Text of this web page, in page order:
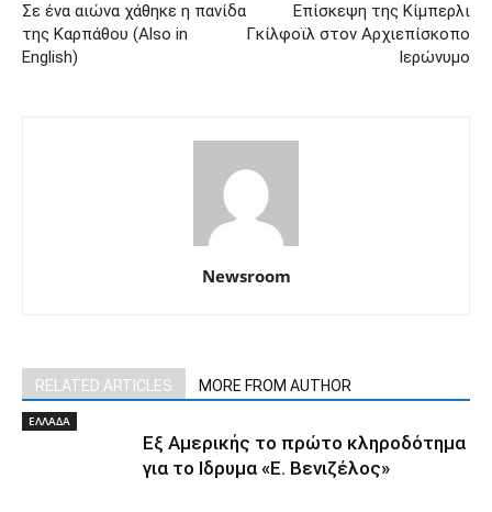
Σε ένα αιώνα χάθηκε η πανίδα
της Καρπάθου (Also in
English)
Επίσκεψη της Κίμπερλι
Γκίλφοϊλ στον Αρχιεπίσκοπο
Ιερώνυμο
Newsroom
RELATED ARTICLES MORE FROM AUTHOR
ΕΛΛΑΔΑ
Εξ Αμερικής το πρώτο κληροδότημα
για το Ιδρυμα «Ε. Βενιζέλος»